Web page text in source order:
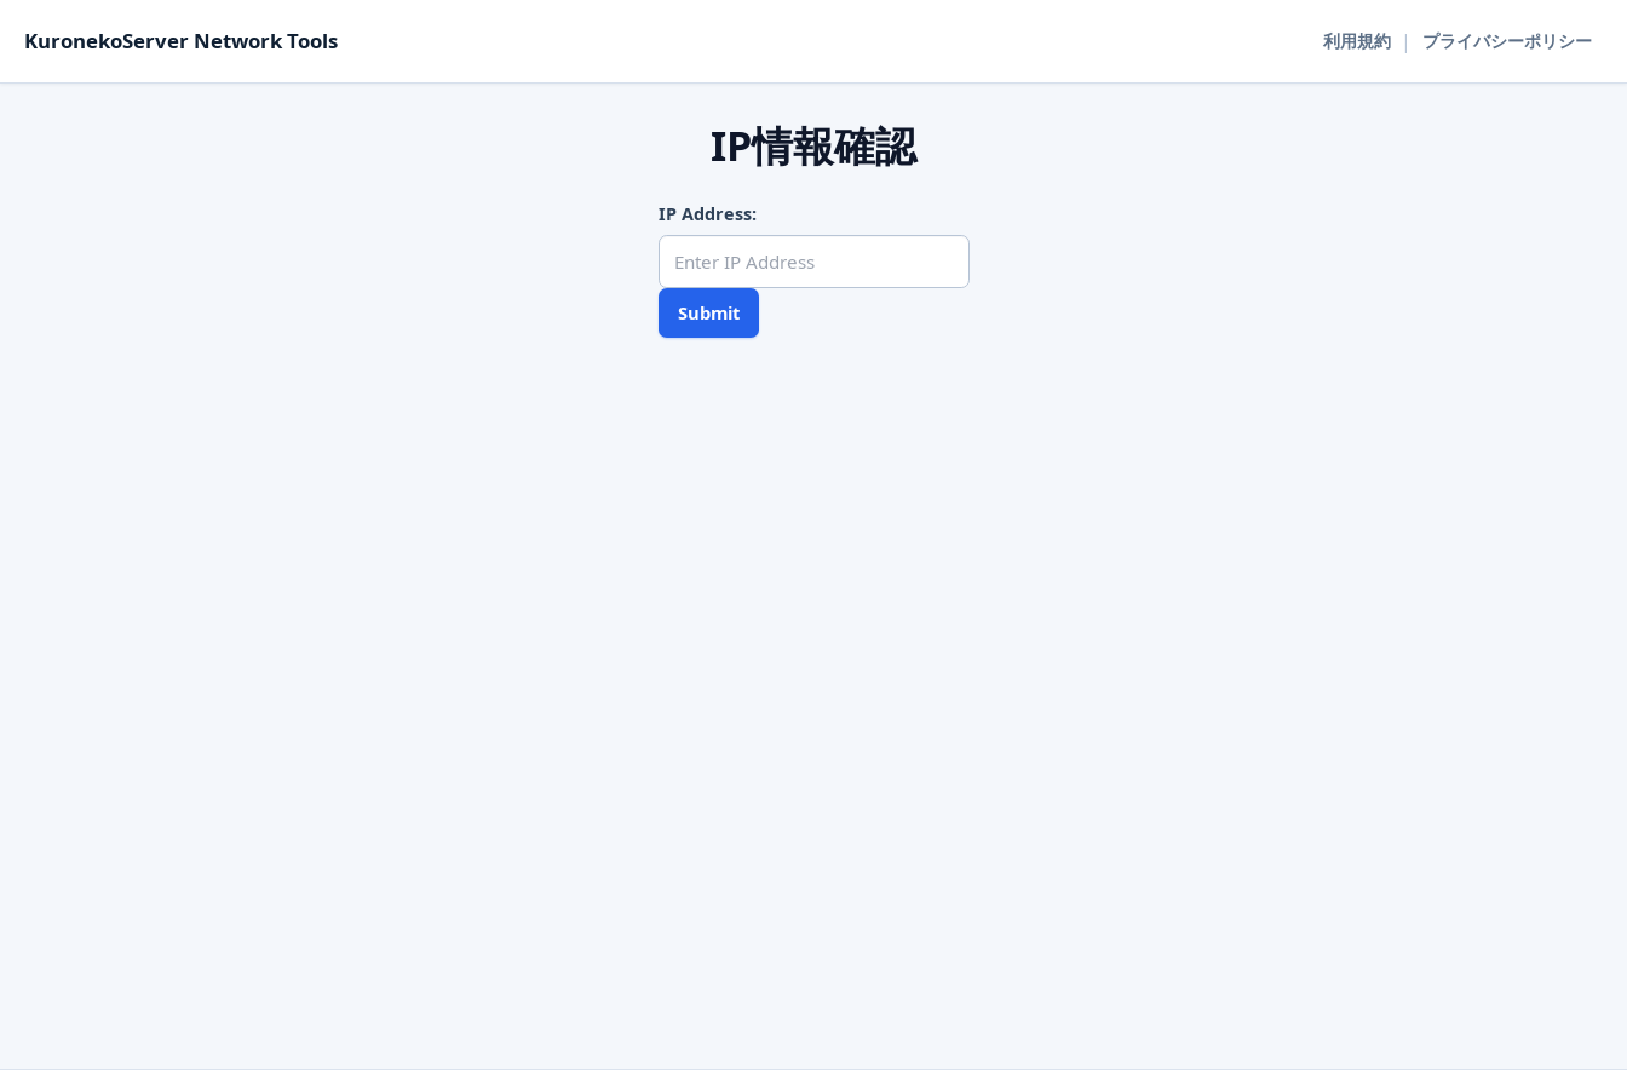
KuronekoServer Network Tools 利用規約 | プライバシーポリシー
IP情報確認
IP Address:
Submit